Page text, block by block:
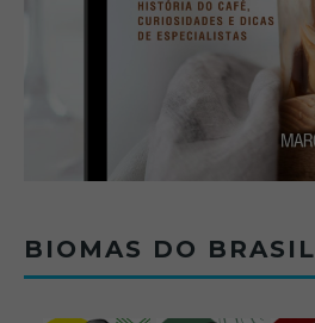
BIOMAS DO BRASIL